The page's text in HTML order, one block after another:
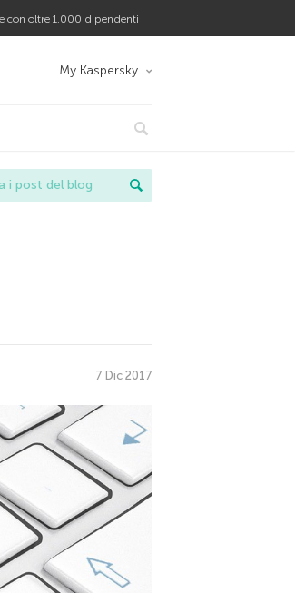
con oltre 1.000 dipendenti
My Kaspersky
7 Dic 2017